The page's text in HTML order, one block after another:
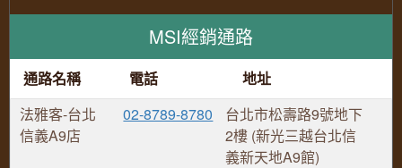
MSI經銷通路
通路名稱 電話
地址
法雅客-台北
信義A9店
02-8789-8780
台北市松壽路9號地下
2樓 (新光三越台北信
義新天地A9館)